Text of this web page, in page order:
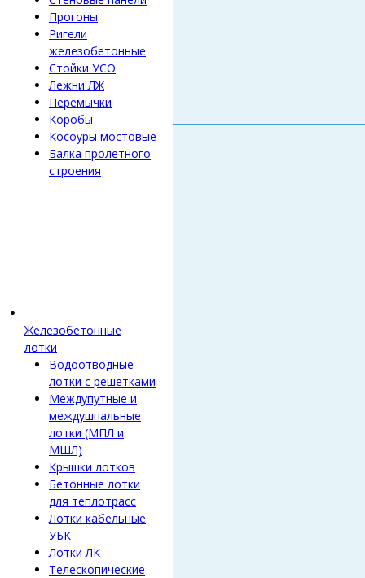
Прогоны
Ригели
железобетонные
Стойки УСО
Лежни ЛЖ
Перемычки
Коробы
Косоуры мостовые
Балка пролетного
строения
Железобетонные
лотки
Водоотводные
лотки с решетками
Междупутные и
междушпальные
лотки (МПЛ и
МШЛ)
Крышки лотков
Бетонные лотки
для теплотрасс
Лотки кабельные
УБК
Лотки ЛК
Телескопические